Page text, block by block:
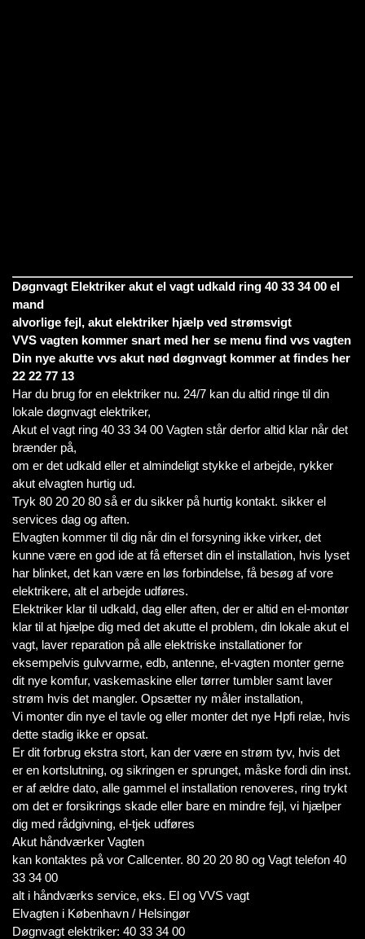
Døgnvagt Elektriker akut el vagt udkald ring 40 33 34 00 el
mand
alvorlige fejl, akut elektriker hjælp ved strømsvigt
VVS vagten kommer snart med her se menu find vvs vagten
Din nye akutte vvs akut nød døgnvagt kommer at findes her
22 22 77 13
Har du brug for en elektriker nu. 24/7 kan du altid ringe til din
lokale døgnvagt elektriker,
Akut el vagt ring 40 33 34 00 Vagten står derfor altid klar når det
brænder på,
om er det udkald eller et almindeligt stykke el arbejde, rykker
akut elvagten hurtig ud.
Tryk 80 20 20 80 så er du sikker på hurtig kontakt. sikker el
services dag og aften.
Elvagten kommer til dig når din el forsyning ikke virker, det
kunne være en god ide at få efterset din el installation, hvis lyset
har blinket, det kan være en løs forbindelse, få besøg af vore
elektrikere, alt el arbejde udføres.
Elektriker klar til udkald, dag eller aften, der er altid en el-montør
klar til at hjælpe dig med det akutte el problem, din lokale akut el
vagt, laver reparation på alle elektriske installationer for
eksempelvis gulvvarme, edb, antenne, el-vagten monter gerne
dit nye komfur, vaskemaskine eller tørrer tumbler samt laver
strøm hvis det mangler. Opsætter ny måler installation,
Vi monter din nye el tavle og eller monter det nye Hpfi relæ, hvis
dette stadig ikke er opsat.
Er dit forbrug ekstra stort, kan der være en strøm tyv, hvis det
er en kortslutning, og sikringen er sprunget, måske fordi din inst.
er af ældre dato, alle gammel el installation renoveres, ring trykt
om det er forsikrings skade eller bare en mindre fejl, vi hjælper
dig med rådgivning, el-tjek udføres
Akut håndværker Vagten
kan kontaktes på vor Callcenter. 80 20 20 80 og Vagt telefon 40
33 34 00
alt i håndværks service, eks. El og VVS vagt
Elvagten i København / Helsingør
Døgnvagt elektriker: 40 33 34 00